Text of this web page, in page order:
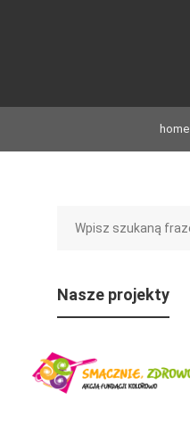
home
Nasze projekty